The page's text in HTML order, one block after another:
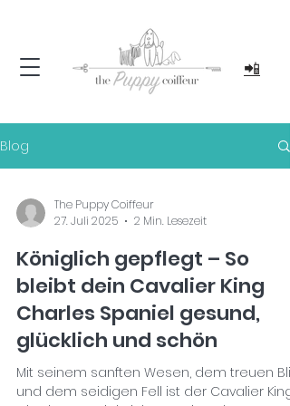
📲
Blog
The Puppy Coiffeur
27. Juli 2025
2 Min. Lesezeit
Königlich gepflegt – So
bleibt dein Cavalier King
Charles Spaniel gesund,
glücklich und schön
Mit seinem sanften Wesen, dem treuen
und dem seidigen Fell ist der Cavalier King